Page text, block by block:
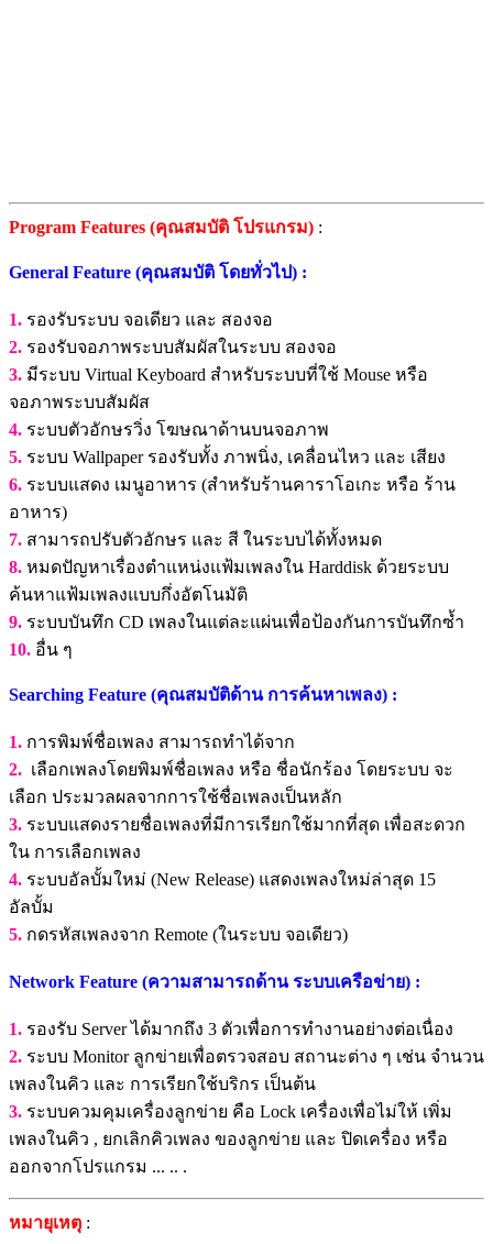
Program Features (คุณสมบัติ โปรแกรม) :
General Feature (คุณสมบัติ โดยทั่วไป) :
1. รองรับระบบ จอเดียว และ สองจอ
2. รองรับจอภาพระบบสัมผัสในระบบ สองจอ
3. มีระบบ Virtual Keyboard สำหรับระบบที่ใช้ Mouse หรือ
จอภาพระบบสัมผัส
4. ระบบตัวอักษรวิ่ง โฆษณาด้านบนจอภาพ
5. ระบบ Wallpaper รองรับทั้ง ภาพนิ่ง, เคลื่อนไหว และ เสียง
6. ระบบแสดง เมนูอาหาร (สำหรับร้านคาราโอเกะ หรือ ร้าน
อาหาร)
7. สามารถปรับตัวอักษร และ สี ในระบบได้ทั้งหมด
8. หมดปัญหาเรื่องตำแหน่งแฟ้มเพลงใน Harddisk ด้วยระบบ
ค้นหาแฟ้มเพลงแบบกึ่งอัตโนมัติ
9. ระบบบันทึก CD เพลงในแต่ละแผ่นเพื่อป้องกันการบันทึกซ้ำ
10. อื่น ๆ
Searching Feature (คุณสมบัติด้าน การค้นหาเพลง) :
1. การพิมพ์ชื่อเพลง สามารถทำได้จาก
2. เลือกเพลงโดยพิมพ์ชื่อเพลง หรือ ชื่อนักร้อง โดยระบบ จะ
เลือก ประมวลผลจากการใช้ชื่อเพลงเป็นหลัก
3. ระบบแสดงรายชื่อเพลงที่มีการเรียกใช้มากที่สุด เพื่อสะดวก
ใน การเลือกเพลง
4. ระบบอัลบั้มใหม่ (New Release) แสดงเพลงใหม่ล่าสุด 15
อัลบั้ม
5. กดรหัสเพลงจาก Remote (ในระบบ จอเดียว)
Network Feature (ความสามารถด้าน ระบบเครือข่าย) :
1. รองรับ Server ได้มากถึง 3 ตัวเพื่อการทำงานอย่างต่อเนื่อง
2. ระบบ Monitor ลูกข่ายเพื่อตรวจสอบ สถานะต่าง ๆ เช่น จำนวน
เพลงในคิว และ การเรียกใช้บริกร เป็นต้น
3. ระบบควมคุมเครื่องลูกข่าย คือ Lock เครื่องเพื่อไม่ให้ เพิ่ม
เพลงในคิว , ยกเลิกคิวเพลง ของลูกข่าย และ ปิดเครื่อง หรือ
ออกจากโปรแกรม ... .. .
หมายุเหตุ :